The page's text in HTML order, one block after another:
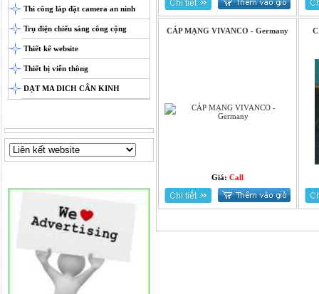
Thi công lắp đặt camera an ninh
Trụ điện chiếu sáng công cộng
Thiết kế website
Thiết bị viễn thông
DẠT MA DICH CÂN KINH
CÁP MẠNG VIVANCO - Germany
Giá: Call